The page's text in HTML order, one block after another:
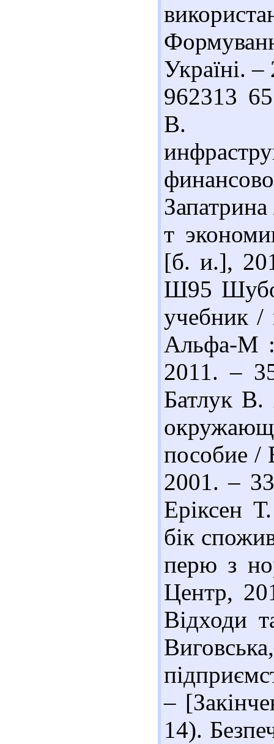
Україні.
962313
В.
т
[б. и.],
Ш95
учебник
Альфа-М
2011. –
Батлук
пособие
2001. –
Еріксен
бік
перю з
Центр,
Відходи
–
14).